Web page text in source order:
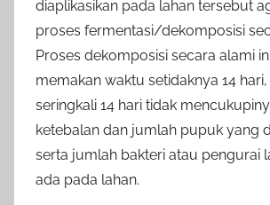
diaplikasikan pada lahan tersebut
proses fermentasi/dekomposisi
Proses dekomposisi secara alami
memakan waktu setidaknya 14
seringkali 14 hari tidak
ketebalan dan jumlah pupuk yang
serta jumlah bakteri atau pengurai
ada pada lahan.